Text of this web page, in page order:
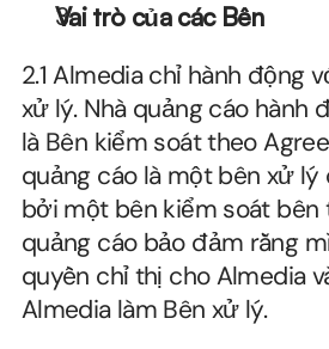
Vai trò của các Bên
2.1 Almedia chỉ hành động
xử lý. Nhà quảng cáo hành
là Bên kiểm soát theo
quảng cáo là một bên xử
bởi một bên kiểm soát bên
quảng cáo bảo đảm rằng
quyền chỉ thị cho Almedia
Almedia làm Bên xử lý.